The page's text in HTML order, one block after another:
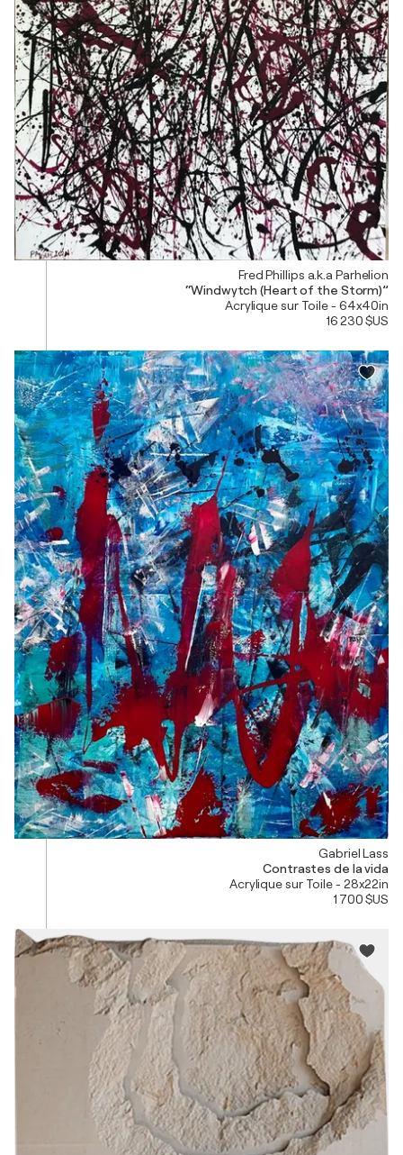
Fred Phillips a.k.a Parhelion
“Windwytch (Heart of the Storm)”
Acrylique sur Toile - 64x40in
16 230 $US
Gabriel Lass
Contrastes de la vida
Acrylique sur Toile - 28x22in
1 700 $US